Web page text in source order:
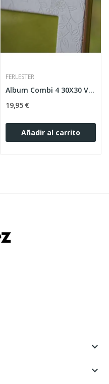
FERLESTER
Album Combi 4 30X30 Verde 30H Crema
19,95 €
Añadir al carrito

